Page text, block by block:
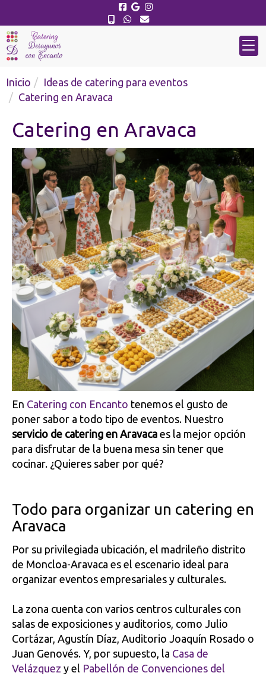
Inicio
Ideas de catering para eventos
Catering en Aravaca
Catering en Aravaca
En Catering con Encanto tenemos el gusto de
poner sabor a todo tipo de eventos. Nuestro
servicio de catering en Aravaca es la mejor opción
para disfrutar de la buena mesa sin tener que
cocinar. ¿Quieres saber por qué?
Todo para organizar un catering en
Aravaca
Por su privilegiada ubicación, el madrileño distrito
de Moncloa-Aravaca es el escenario ideal para
organizar eventos empresariales y culturales.
La zona cuenta con varios centros culturales con
salas de exposiciones y auditorios, como Julio
Cortázar, Agustín Díaz, Auditorio Joaquín Rosado o
Juan Genovés. Y, por supuesto, la Casa de
Velázquez y el Pabellón de Convenciones del